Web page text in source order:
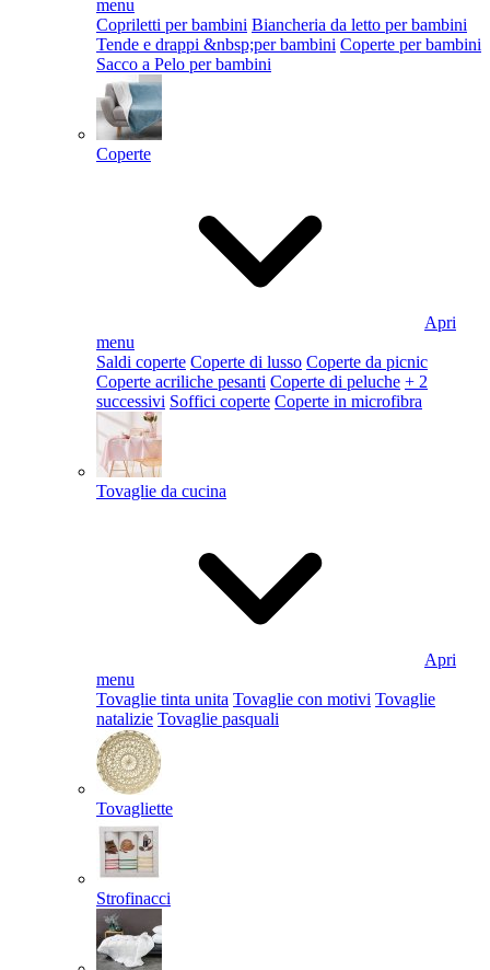
menu
Copriletti per bambini Biancheria da letto per bambini
Tende e drappi &nbsp;per bambini Coperte per bambini
Sacco a Pelo per bambini
Coperte
Apri
menu
Saldi coperte Coperte di lusso Coperte da picnic
Coperte acriliche pesanti Coperte di peluche + 2
successivi Soffici coperte Coperte in microfibra
Tovaglie da cucina
Apri
menu
Tovaglie tinta unita Tovaglie con motivi Tovaglie
natalizie Tovaglie pasquali
Tovagliette
Strofinacci